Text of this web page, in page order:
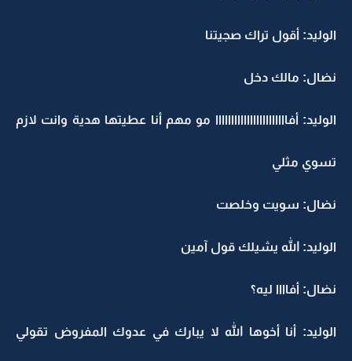
الوليد: أقول تراك صجيتنا
نضال: مالك دخل
الوليد: أفااااااااااااااااااااااا مو مهم أنا عطيتها هدية وانت لازم
تسوي مثلي
نضال: سويت وخلصت
الوليد: الله يشيلك قول آمين
نضال: أفاااا ليه؟
الوليد: أنا أخوها الله لا يبارك في عدوك المفروض تقولي